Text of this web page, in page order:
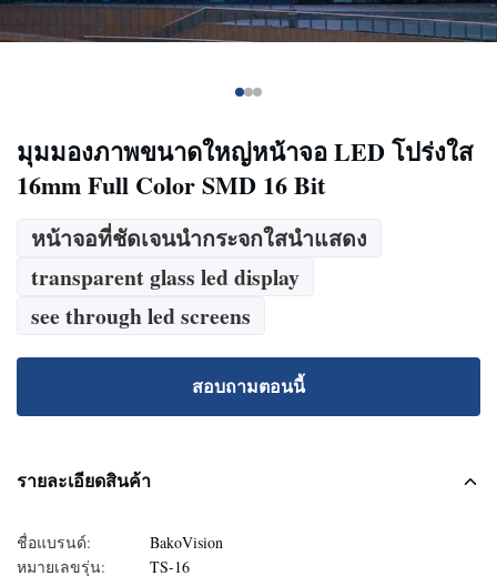
มุมมองภาพขนาดใหญ่หน้าจอ LED โปร่งใส
16mm Full Color SMD 16 Bit
หน้าจอที่ชัดเจนนำกระจกใสนำแสดง
transparent glass led display
see through led screens
สอบถามตอนนี้
รายละเอียดสินค้า
ชื่อแบรนด์:
BakoVision
หมายเลขรุ่น:
TS-16